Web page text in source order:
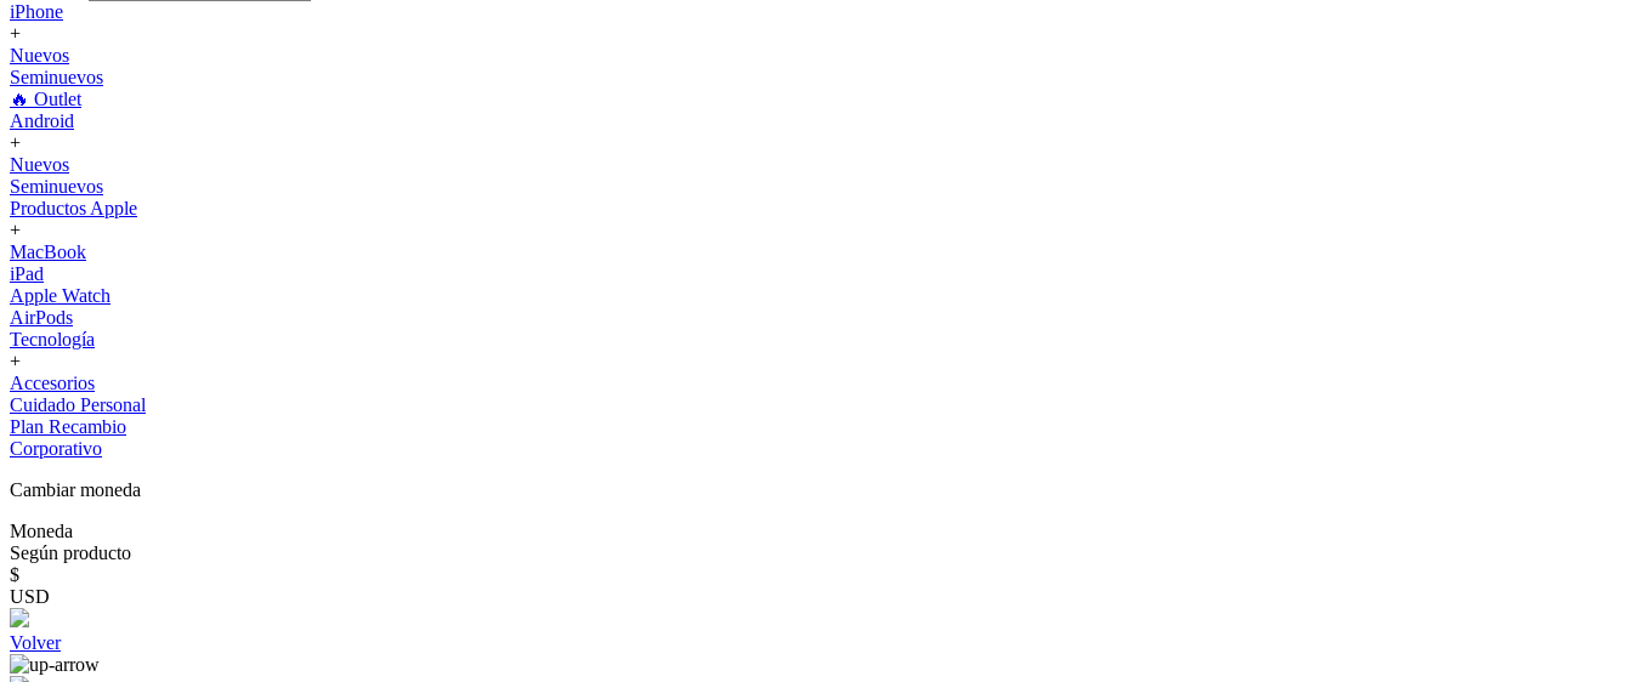
iPhone
+
Nuevos
Seminuevos
🔥 Outlet
Android
+
Nuevos
Seminuevos
Productos Apple
+
MacBook
iPad
Apple Watch
AirPods
Tecnología
+
Accesorios
Cuidado Personal
Plan Recambio
Corporativo
Cambiar moneda
Moneda
Según producto
$
USD
Volver